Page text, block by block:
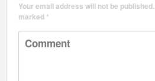
Your email address will not be published.
marked*